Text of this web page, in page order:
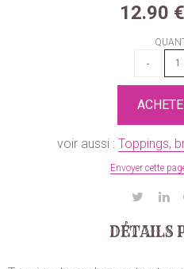
12.90 €
voir aussi : Toppings,
Envoyer cette
DÉTAILS